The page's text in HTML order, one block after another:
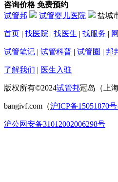
咨询价格 免费预约
试管邦
试管婴儿医院 盐城
首页 | 找医院 | 找医生 | 找服务 |
试管笔记 | 试管科普 | 试管圈 | 邦
了解我们 | 医生入驻
版权所有©2024试管邦冠岛（上
bangivf.com（沪ICP备15051870
沪公网安备31012002006298号